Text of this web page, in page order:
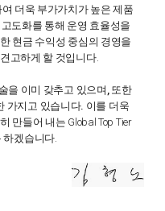
더욱 부가가치가 높은 제품
도화를 통해 운영 효율성을
현금 수익성 중심의 경영을
고하게 할 것입니다.
을 이미 갖추고 있으며, 또한
가지고 있습니다. 이를 더욱
만들어 내는 Global Top Tier
겠습니다.